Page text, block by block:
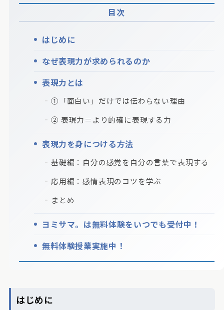
目次
はじめに
なぜ表現力が求められるのか
表現力とは
①「面白い」だけでは伝わらない理由
② 表現力＝より的確に表現する力
表現力を身につける方法
基礎編：自分の感覚を自分の言葉で表現する
応用編：感情表現のコツを学ぶ
まとめ
ヨミサマ。は無料体験をいつでも受付中！
無料体験授業実施中！
はじめに